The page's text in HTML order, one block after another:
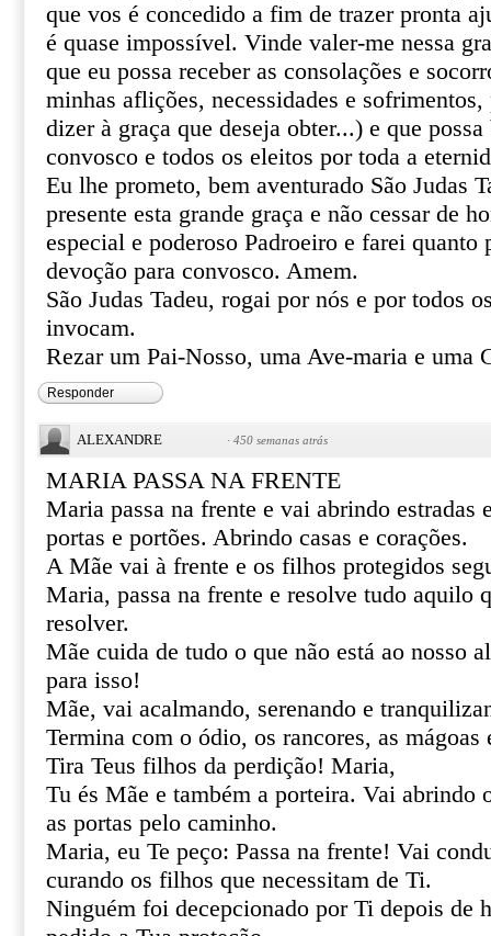
que vos é concedido a fim de trazer pronta
é quase impossível. Vinde valer-me nessa
que eu possa receber as consolações e
minhas aflições, necessidades e
dizer à graça que deseja obter...) e que
convosco e todos os eleitos por toda a
Eu lhe prometo, bem aventurado São Judas
presente esta grande graça e não cessar de
especial e poderoso Padroeiro e farei quanto
devoção para convosco. Amem.
São Judas Tadeu, rogai por nós e por todos
invocam.
Rezar um Pai-Nosso, uma Ave-maria e uma
Responder
ALEXANDRE · 450 semanas atrás
MARIA PASSA NA FRENTE
Maria passa na frente e vai abrindo estradas
portas e portões. Abrindo casas e corações.
A Mãe vai à frente e os filhos protegidos
Maria, passa na frente e resolve tudo aquilo
resolver.
Mãe cuida de tudo o que não está ao nosso
para isso!
Mãe, vai acalmando, serenando e
Termina com o ódio, os rancores, as mágoas
Tira Teus filhos da perdição! Maria,
Tu és Mãe e também a porteira. Vai abrindo
as portas pelo caminho.
Maria, eu Te peço: Passa na frente! Vai
curando os filhos que necessitam de Ti.
Ninguém foi decepcionado por Ti depois de